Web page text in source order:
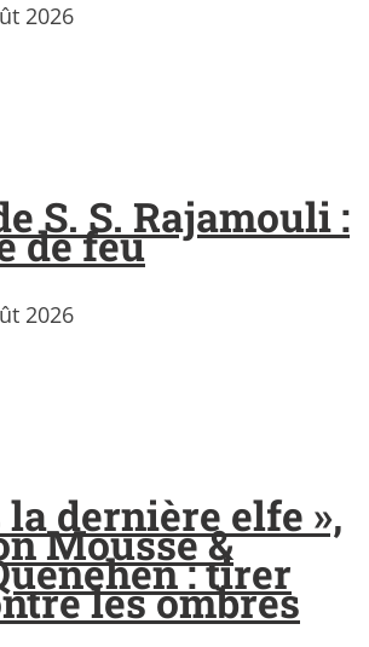
2026
S. S. Rajamouli :
de feu
2026
la dernière elfe »,
Mousse &
: tirer
les ombres